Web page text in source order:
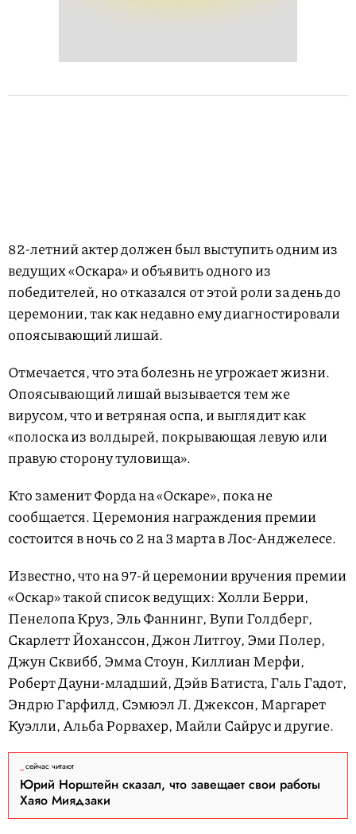
82-летний актер должен был выступить одним из
ведущих «Оскара» и объявить одного из
победителей, но отказался от этой роли за день до
церемонии, так как недавно ему диагностировали
опоясывающий лишай.
Отмечается, что эта болезнь не угрожает жизни.
Опоясывающий лишай вызывается тем же
вирусом, что и ветряная оспа, и выглядит как
«полоска из волдырей, покрывающая левую или
правую сторону туловища».
Кто заменит Форда на «Оскаре», пока не
сообщается. Церемония награждения премии
состоится в ночь со 2 на 3 марта в Лос-Анджелесе.
Известно, что на 97-й церемонии вручения премии
«Оскар» такой список ведущих: Холли Берри,
Пенелопа Круз, Эль Фаннинг, Вупи Голдберг,
Скарлетт Йоханссон, Джон Литгоу, Эми Полер,
Джун Сквибб, Эмма Стоун, Киллиан Мерфи,
Роберт Дауни-младший, Дэйв Батиста, Галь Гадот,
Эндрю Гарфилд, Сэмюэл Л. Джексон, Маргарет
Куэлли, Альба Рорвахер, Майли Сайрус и другие.
сейчас читают
Юрий Норштейн сказал, что завещает свои работы
Хаяо Миядзаки